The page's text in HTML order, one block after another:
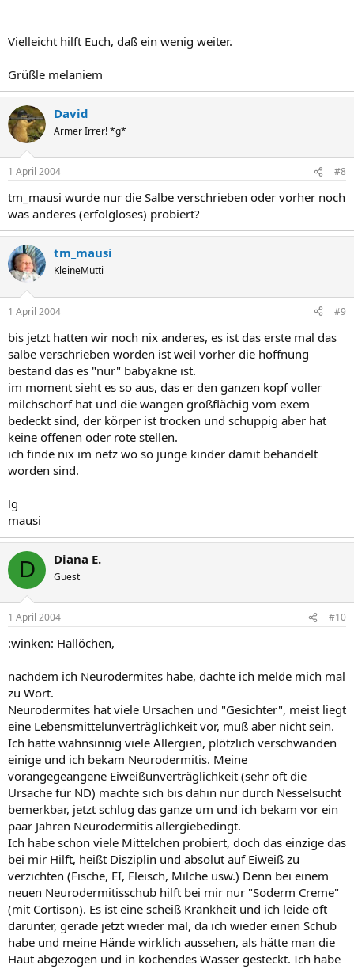
Vielleicht hilft Euch, daß ein wenig weiter.
Grüßle melaniem
David
Armer Irrer! *g*
1 April 2004 #8
tm_mausi wurde nur die Salbe verschrieben oder vorher noch
was anderes (erfolgloses) probiert?
tm_mausi
KleineMutti
1 April 2004 #9
bis jetzt hatten wir noch nix anderes, es ist das erste mal das
salbe verschrieben worden ist weil vorher die hoffnung
bestand das es "nur" babyakne ist.
im moment sieht es so aus, das er den ganzen kopf voller
milchschorf hat und die wangen großflächig vom exem
bedeckt sind, der körper ist trocken und schuppig aber hat
keine offenen oder rote stellen.
ich finde nix im netz wo so junge kinder damit behandelt
worden sind.
lg
mausi
D Diana E.
Guest
1 April 2004 #10
:winken: Hallöchen,
nachdem ich Neurodermites habe, dachte ich melde mich mal
zu Wort.
Neurodermites hat viele Ursachen und "Gesichter", meist liegt
eine Lebensmittelunverträglichkeit vor, muß aber nicht sein.
Ich hatte wahnsinnig viele Allergien, plötzlich verschwanden
einige und ich bekam Neurodermitis. Meine
vorangegeangene Eiweißunverträglichkeit (sehr oft die
Ursache für ND) machte sich bis dahin nur durch Nesselsucht
bemerkbar, jetzt schlug das ganze um und ich bekam vor ein
paar Jahren Neurodermitis allergiebedingt.
Ich habe schon viele Mittelchen probiert, doch das einzige das
bei mir Hilft, heißt Disziplin und absolut auf Eiweiß zu
verzichten (Fische, EI, Fleisch, Milche usw.) Denn bei einem
neuen Neurodermitisschub hilft bei mir nur "Soderm Creme"
(mit Cortison). Es ist eine scheiß Krankheit und ich leide oft
darunter, gerade jetzt wieder mal, da ich wieder einen Schub
habe und meine Hände wirklich aussehen, als hätte man die
Haut abgezogen und in kochendes Wasser gesteckt. Ich habe